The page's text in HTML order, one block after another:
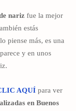
nariz fue la mejor
estás
piense más, es una
y en unos
AQUÍ para ver
en Buenos